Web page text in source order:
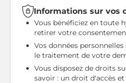
Informations sur vos
Vous bénéficiez en toute
retirer votre
Vos données
le traitement de votre
Vous disposez de droits
savoir : un droit d'accès